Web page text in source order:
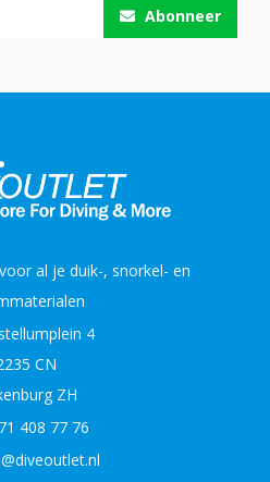
Abonneer
al je duik-, snorkel- en
4
CN
ZH
408 77 76